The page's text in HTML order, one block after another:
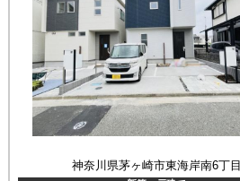
神奈川県茅ヶ崎市東海岸南6丁目